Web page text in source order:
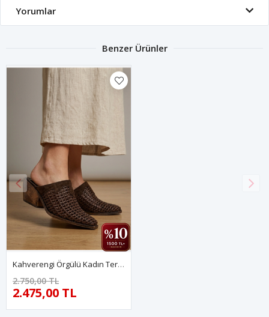
Yorumlar
Benzer Ürünler
Kahverengi Örgülü Kadın Terlik Ravello
2.750,00 TL
2.475,00 TL